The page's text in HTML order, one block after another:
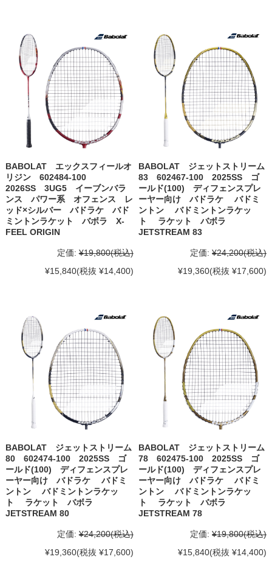
BABOLAT エックスフィールオ
リジン 602484-100
2026SS 3UG5 イーブンバラ
ンス パワー系 オフェンス レ
ッド×シルバー バドラケ バド
ミントンラケット バボラ X-
FEEL ORIGIN
定価: ¥19,800(税込)
¥15,840(税抜 ¥14,400)
BABOLAT ジェットストリーム
83 602467-100 2025SS ゴ
ールド(100) ディフェンスプレ
ーヤー向け バドラケ バドミ
ントン バドミントンラケッ
ト ラケット バボラ
JETSTREAM 83
定価: ¥24,200(税込)
¥19,360(税抜 ¥17,600)
BABOLAT ジェットストリーム
80 602474-100 2025SS ゴ
ールド(100) ディフェンスプレ
ーヤー向け バドラケ バドミ
ントン バドミントンラケッ
ト ラケット バボラ
JETSTREAM 80
定価: ¥24,200(税込)
¥19,360(税抜 ¥17,600)
BABOLAT ジェットストリーム
78 602475-100 2025SS ゴ
ールド(100) ディフェンスプレ
ーヤー向け バドラケ バドミ
ントン バドミントンラケッ
ト ラケット バボラ
JETSTREAM 78
定価: ¥19,800(税込)
¥15,840(税抜 ¥14,400)